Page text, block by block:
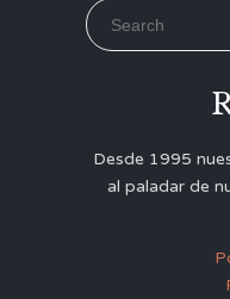
Search for:
Desde 1995
al paladar de